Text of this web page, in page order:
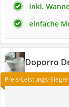
inkl.
einfache
Doporro
Preis-Leistungs-Sieger